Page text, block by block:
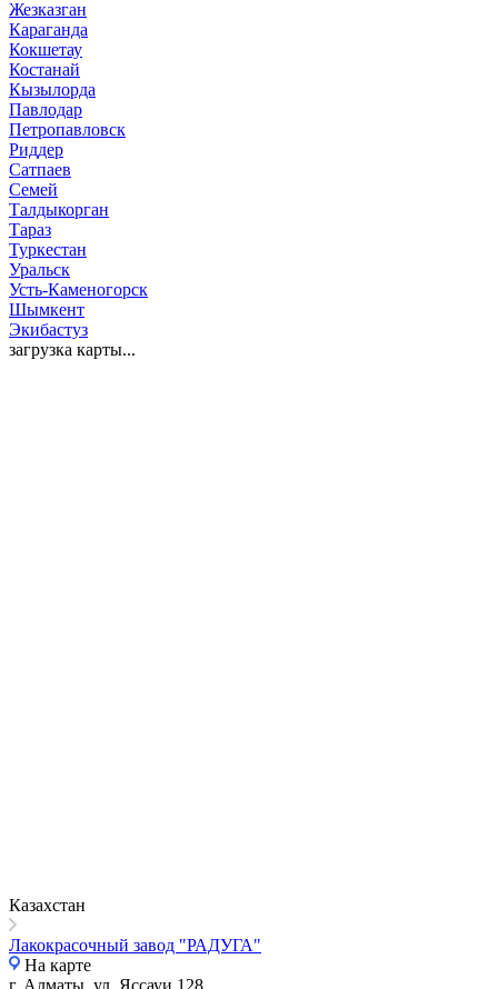
Жезказган
Караганда
Кокшетау
Костанай
Кызылорда
Павлодар
Петропавловск
Риддер
Сатпаев
Семей
Талдыкорган
Тараз
Туркестан
Уральск
Усть-Каменогорск
Шымкент
Экибастуз
загрузка карты...
Казахстан
Лакокрасочный завод "РАДУГА"
На карте